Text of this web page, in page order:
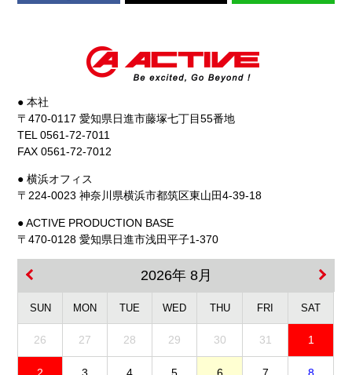
● 本社
〒470-0117 愛知県日進市藤塚七丁目55番地
TEL 0561-72-7011
FAX 0561-72-7012
● 横浜オフィス
〒224-0023 神奈川県横浜市都筑区東山田4-39-18
● ACTIVE PRODUCTION BASE
〒470-0128 愛知県日進市浅田平子1-370
2026年 8月
SUN MON TUE WED THU FRI SAT
26 27 28 29 30 31 1